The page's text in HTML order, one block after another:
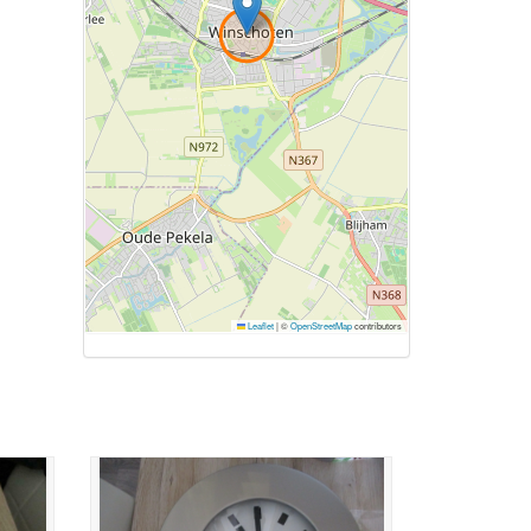
Leaflet|©OpenStreetMapcontributors